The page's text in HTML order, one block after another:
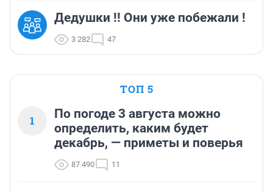
Дедушки !! Они уже побежали !
3 282 47
ТОП 5
1
По погоде 3 августа можно
определить, каким будет
декабрь, — приметы и поверья
87 490 11